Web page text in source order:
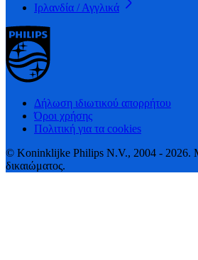
Ιρλανδία / Αγγλικά
Δήλωση ιδιωτικού απορρήτου
Όροι χρήσης
Πολιτική για τα cookies
© Koninklijke Philips N.V., 2004 - 2026.
δικαιώματος.